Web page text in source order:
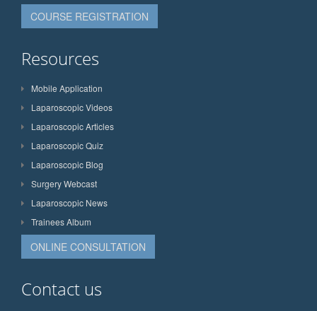
COURSE REGISTRATION
Resources
Mobile Application
Laparoscopic Videos
Laparoscopic Articles
Laparoscopic Quiz
Laparoscopic Blog
Surgery Webcast
Laparoscopic News
Trainees Album
ONLINE CONSULTATION
Contact us